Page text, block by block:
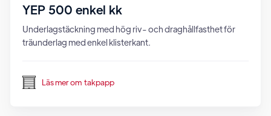
YEP 500 enkel kk
Underlagstäckning med hög riv- och draghållfasthet för
träunderlag med enkel klisterkant.
Läs mer om takpapp